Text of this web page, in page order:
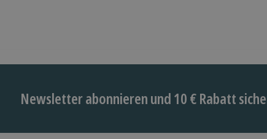
Newsletter abonnieren und 10 € Rabatt